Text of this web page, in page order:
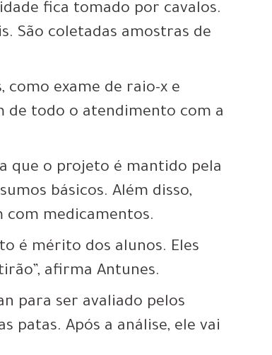
fica tomado por cavalos.
São coletadas amostras de
como exame de raio-x e
de todo o atendimento com a
que o projeto é mantido pela
básicos. Além disso,
medicamentos.
é mérito dos alunos. Eles
afirma Antunes.
para ser avaliado pelos
patas. Após a análise, ele vai